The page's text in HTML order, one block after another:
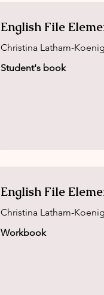
English File
Christina Latham-
Student's book
English File
Christina Latham-
Workbook